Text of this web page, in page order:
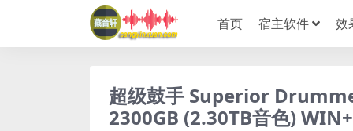
首页 宿主软件 效
超级鼓手 Superior
2300GB (2.30TB音色)